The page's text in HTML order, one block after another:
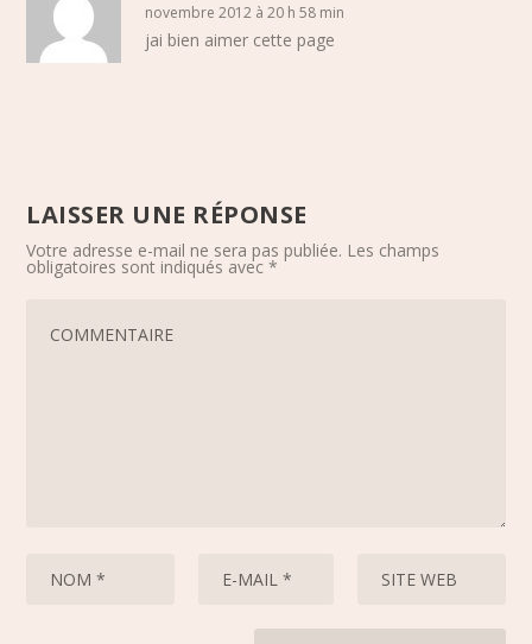
novembre 2012 à 20 h 58 min
jai bien aimer cette page
LAISSER UNE RÉPONSE
Votre adresse e-mail ne sera pas publiée. Les champs
obligatoires sont indiqués avec*